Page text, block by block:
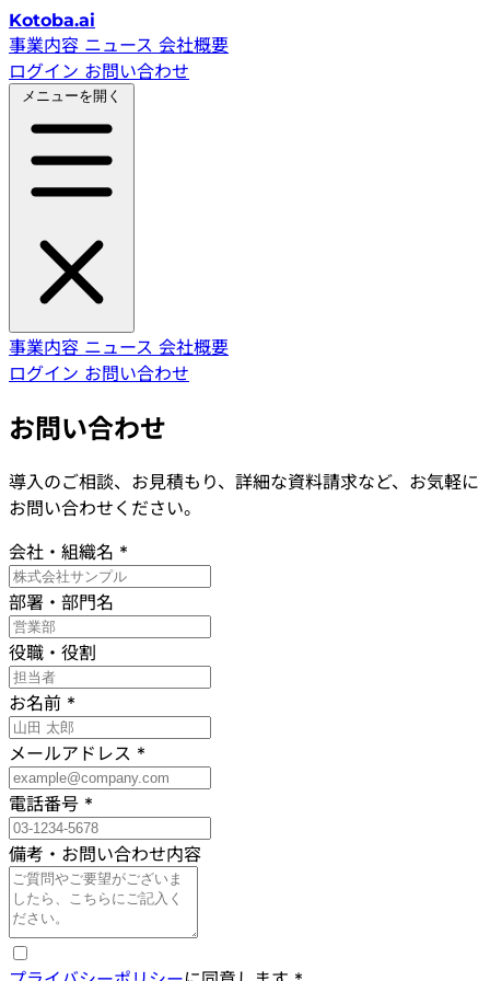
Kotoba.ai
事業内容 ニュース 会社概要
ログイン お問い合わせ
メニューを開く
事業内容 ニュース 会社概要
ログイン お問い合わせ
お問い合わせ
導入のご相談、お見積もり、詳細な資料請求など、お気軽に
お問い合わせください。
会社・組織名 *
部署・部門名
役職・役割
お名前 *
メールアドレス *
電話番号 *
備考・お問い合わせ内容